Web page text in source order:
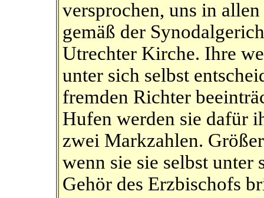
versprochen, uns in
gemäß der
Utrechter Kirche. Ihre
unter sich selbst
fremden Richter
Hufen werden sie dafür
zwei Markzahlen.
wenn sie sie selbst
Gehör des Erzbischofs